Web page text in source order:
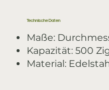
Technische Daten
Maße:
Kapazität: 500
Material: